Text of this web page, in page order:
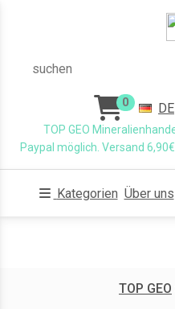
suchen
0 DE
TOP GEO
Paypal möglich. Versand
Kategorien Über uns
TOP GEO